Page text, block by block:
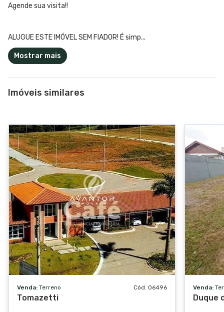
Agende sua visita!!
ALUGUE ESTE IMÓVEL SEM FIADOR! É simp...
Mostrar mais
Imóveis similares
Venda: Terreno Cód. 06496
Tomazetti
Venda:
Duque